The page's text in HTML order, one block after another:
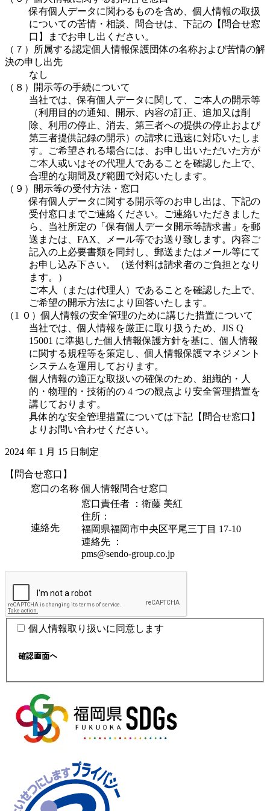
保有個人データに関わるものを含め、個人情報の取扱
についての苦情・相談、問合せは、下記の【問合せ窓
口】までお申し出ください。
（７）所属する認定個人情報保護団体の名称および苦情の解
決の申し出先
なし
（８）開示等の手続について
当社では、保有個人データに関して、ご本人の開示等
（利用目的の通知、開示、内容の訂正、追加又は削
除、利用の停止、消去、第三者への提供の停止および
第三者提供記録の開示）の請求に迅速に対応いたしま
す。ご希望される場合には、お申し出いただいた方が
ご本人或いはその代理人であることを確認した上で、
合理的な期間及び範囲で対応いたします。
（９）開示等の受付方法・窓口
保有個人データに関する開示等のお申し出は、下記の
受付窓口までご連絡ください。ご連絡いただきました
ら、当社所定の「保有個人データ開示等請求書」を郵
送または、FAX、メール等でお送り致します。内容ご
記入の上必要書類を同封し、郵送またはメール等にて
お申し込み下さい。（送付料は請求者のご負担となり
ます。）
ご本人（または代理人）であることを確認した上で、
ご希望の開示方法により回答いたします。
（1 ０）個人情報の安全管理のために講じた措置について
当社では、個人情報を厳正に取り扱うため、JIS Q
15001 に準拠した個人情報保護方針を基に、個人情報
に関する規程等を策定し、個人情報保護マネジメント
システムを運用しております。
個人情報の適正な取扱いの確保のため、組織的・人
的・物理的・技術的の 4 つの観点より安全管理措置を
講じております。
具体的な安全管理措置については下記【問合せ窓口】
よりお問い合わせください。
2024 年 1 月 15 日制定
【問合せ窓口】
窓口の名称 個人情報問合せ窓口
連絡先
窓口責任者 ：衛藤 美紅
住所：
福岡県福岡市中央区平尾三丁目 17-10
連絡先 ：
pms@sendo-group.co.jp
個人情報取り扱いに同意します
確認画面へ